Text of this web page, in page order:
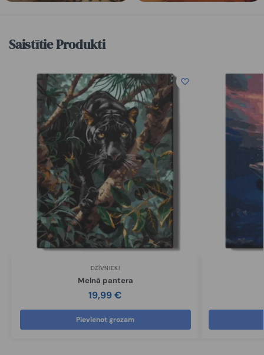
Saistītie Produkti
DZĪVNIEKI
Melnā pantera
19,99€
Pievienot grozam